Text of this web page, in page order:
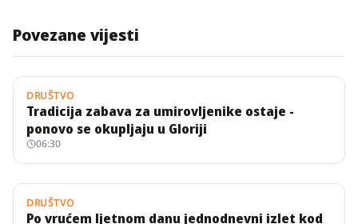
Povezane vijesti
DRUŠTVO
Tradicija zabava za umirovljenike ostaje -
ponovo se okupljaju u Gloriji
06:30
DRUŠTVO
Po vrućem ljetnom danu jednodnevni izlet kod